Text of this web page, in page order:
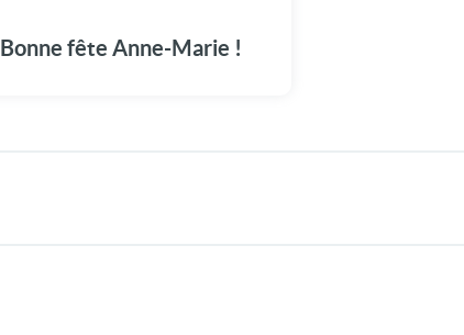
Bonne fête Anne-Marie !